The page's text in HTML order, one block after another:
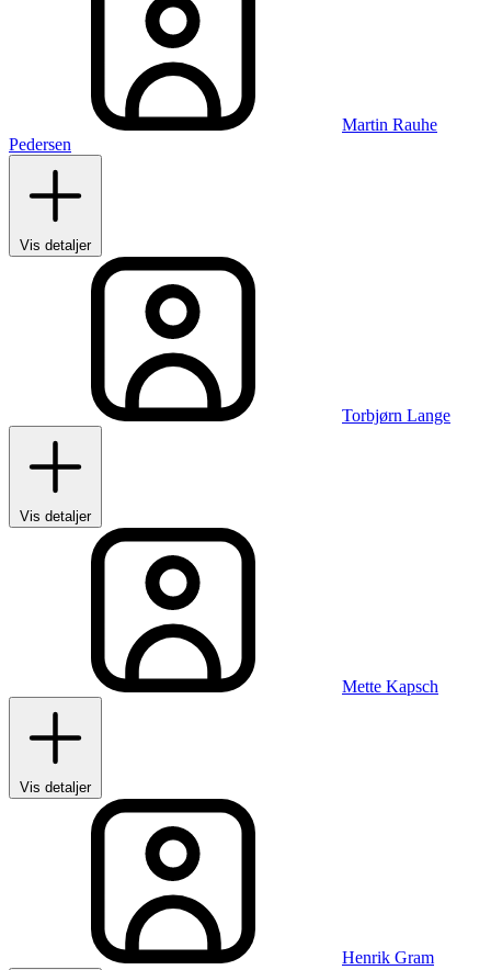
Martin Rauhe
Pedersen
Vis detaljer
Torbjørn Lange
Vis detaljer
Mette Kapsch
Vis detaljer
Henrik Gram